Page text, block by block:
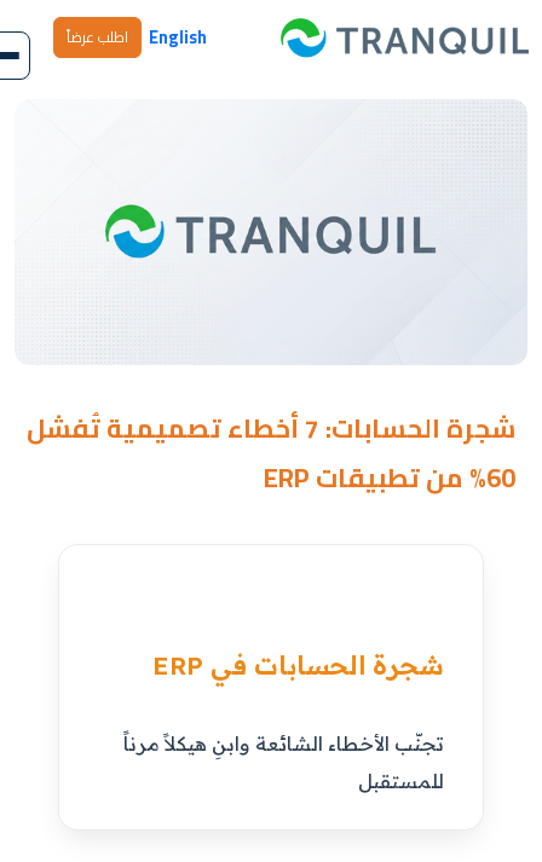
English اطلب عرضاً
شجرة الحسابات: 7 أخطاء تصميمية تُفشل
60% من تطبيقات ERP
شجرة الحسابات في ERP
تجنّب الأخطاء الشائعة وابنِ هيكلاً مرناً
للمستقبل